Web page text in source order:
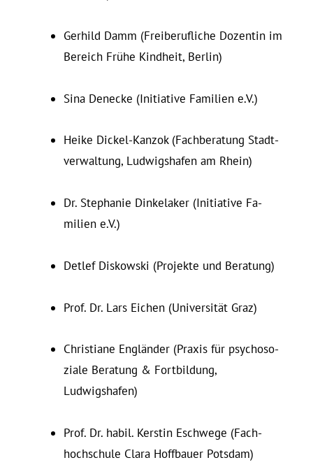
Gerhild Damm (Frei­be­ruf­liche Do­zentin im
Be­reich Frühe Kindheit, Berlin)
Sina Denecke (In­itiative Fa­milien e.V.)
Heike Dickel-Kanzok (Fach­be­ratung Stadt­
ver­waltung, Lud­wigs­hafen am Rhein)
Dr. Ste­phanie Din­ke­laker (In­itiative Fa­
milien e.V.)
Detlef Dis­kowski (Pro­jekte und Beratung)
Prof. Dr. Lars Eichen (Universität Graz)
Chris­tiane Engländer (Praxis für psy­cho­so­
ziale Be­ratung & Fort­bildung,
Ludwigshafen)
Prof. Dr. habil. Kerstin Eschwege (Fach­
hoch­schule Clara Hoff­bauer Potsdam)